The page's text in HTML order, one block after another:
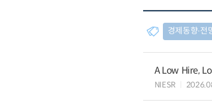
경제동향∙전
A Low Hire,
NIESR